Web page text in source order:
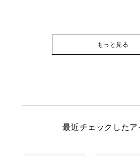
もっと見る
最近チェックしたア